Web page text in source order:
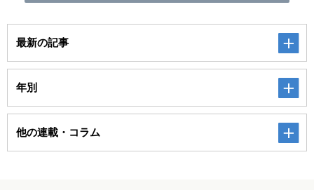
最新の記事
年別
他の連載・コラム